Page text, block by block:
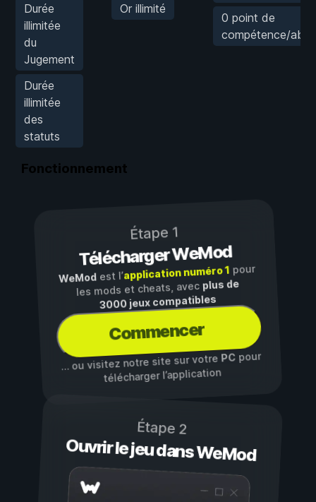
Durée
illimitée
du
Jugement
Durée
illimitée
des
statuts
Or illimité
0 point de
compétence/
Fonctionnement
Étape 1
Télécharger WeMod
WeModest l’application numéro 1pour
les mods et cheats, avec plus de
3000 jeux compatibles
Commencer
… ou visitez notre site sur votre PCpour
télécharger l’application
Étape 2
Ouvrir le jeu dans WeMod